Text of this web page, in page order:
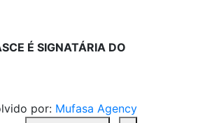
É SIGNATÁRIA DO
por: Mufasa Agency